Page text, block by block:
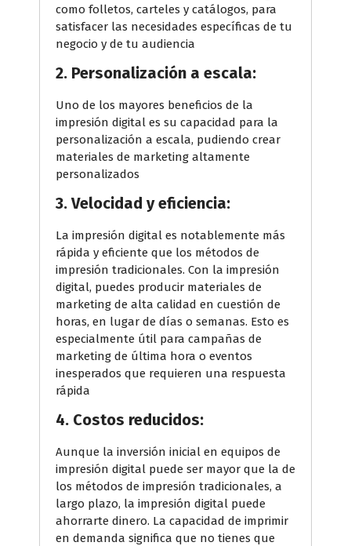
como folletos, carteles y catálogos, para
satisfacer las necesidades específicas de tu
negocio y de tu audiencia
2. Personalización a escala:
Uno de los mayores beneficios de la
impresión digital es su capacidad para la
personalización a escala, pudiendo crear
materiales de marketing altamente
personalizados
3. Velocidad y eficiencia:
La impresión digital es notablemente más
rápida y eficiente que los métodos de
impresión tradicionales. Con la impresión
digital, puedes producir materiales de
marketing de alta calidad en cuestión de
horas, en lugar de días o semanas. Esto es
especialmente útil para campañas de
marketing de última hora o eventos
inesperados que requieren una respuesta
rápida
4. Costos reducidos:
Aunque la inversión inicial en equipos de
impresión digital puede ser mayor que la de
los métodos de impresión tradicionales, a
largo plazo, la impresión digital puede
ahorrarte dinero. La capacidad de imprimir
en demanda significa que no tienes que